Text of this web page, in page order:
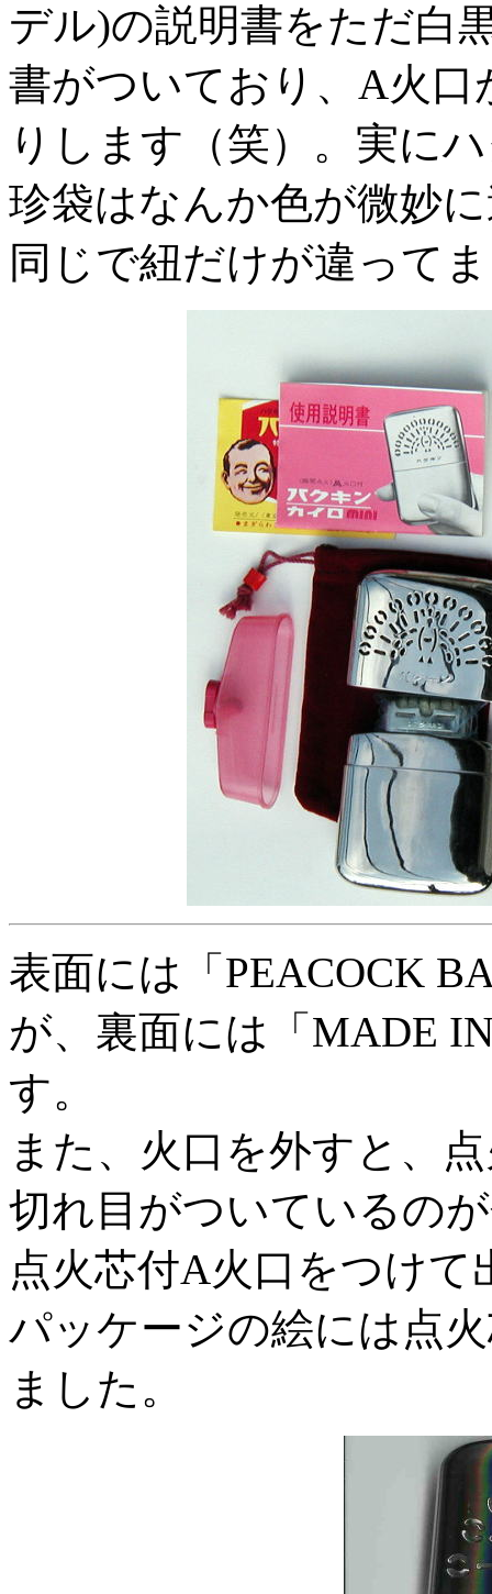
デル)の説明書をただ白
書がついており、A火
りします（笑）。実に
珍袋はなんか色が微妙
同じで紐だけが違って
表面には「PEACOCK
が、裏面には「MADE
す。
また、火口を外すと、
切れ目がついているの
点火芯付A火口をつけ
パッケージの絵には点
ました。